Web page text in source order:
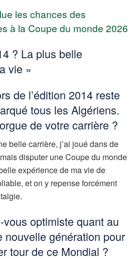
les chances des
à la Coupe du monde 2026
? La plus belle
vie »
de l’édition 2014 reste
tous les Algériens.
de votre carrière ?
belle carrière, j’ai joué dans de
disputer une Coupe du monde
expérience de ma vie de
et on y repense forcément
vous optimiste quant au
nouvelle génération pour
tour de ce Mondial ?